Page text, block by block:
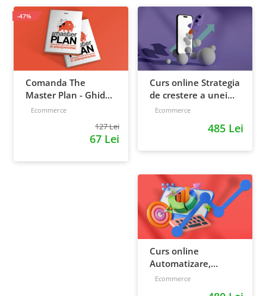
Comanda The
Master Plan - Ghid
pentru antreprenori,
Ecommerce
127 Lei
67 Lei
-47%
Curs online Strategia
de crestere a unei
afaceri - de la idee, la
Ecommerce
485 Lei
Curs online
Automatizare,
scalare si loializare:
Ecommerce